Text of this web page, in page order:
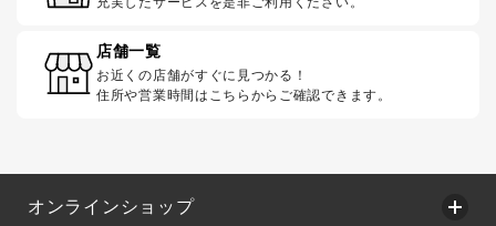
店舗一覧
お近くの店舗がすぐに見つかる！
住所や営業時間はこちらからご確認できます。
オンラインショップ